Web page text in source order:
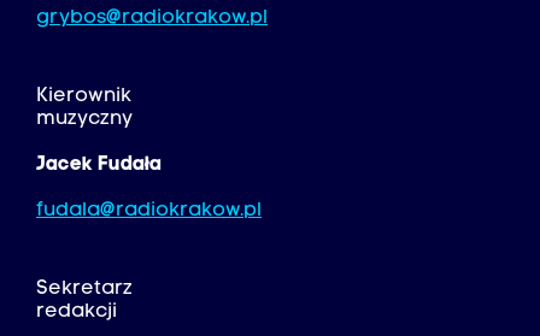
grybos@radiokrakow.pl
Kierownik
muzyczny
Jacek Fudała
fudala@radiokrakow.pl
Sekretarz
redakcji